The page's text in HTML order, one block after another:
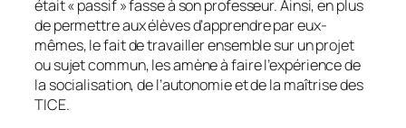
était «passif» fasse à son professeur. Ainsi, en plus
de permettre aux élèves d’apprendre par eux-
mêmes, le fait de travailler ensemble sur un projet
ou sujet commun, les amène à faire l’expérience de
la socialisation, de l’autonomie et de la maîtrise des
TICE.